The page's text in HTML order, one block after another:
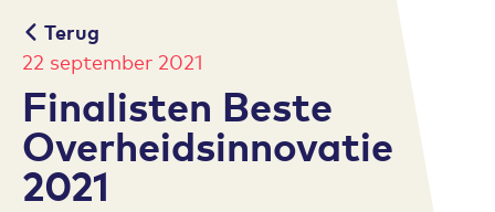
Terug
22 september 2021
Finalisten Beste
Overheidsinnovatie
2021